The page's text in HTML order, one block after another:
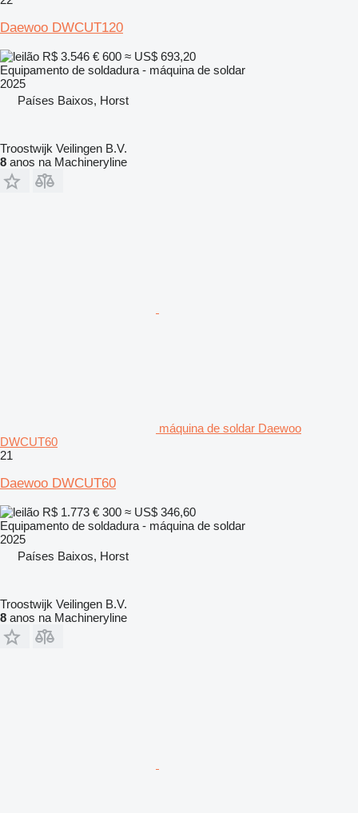
Daewoo DWCUT120
R$ 3.546 € 600 ≈ US$ 693,20
Equipamento de soldadura - máquina de soldar
2025
Países Baixos, Horst
Troostwijk Veilingen B.V.
8 anos na Machineryline
máquina de soldar Daewoo
DWCUT60
21
Daewoo DWCUT60
R$ 1.773 € 300 ≈ US$ 346,60
Equipamento de soldadura - máquina de soldar
2025
Países Baixos, Horst
Troostwijk Veilingen B.V.
8 anos na Machineryline